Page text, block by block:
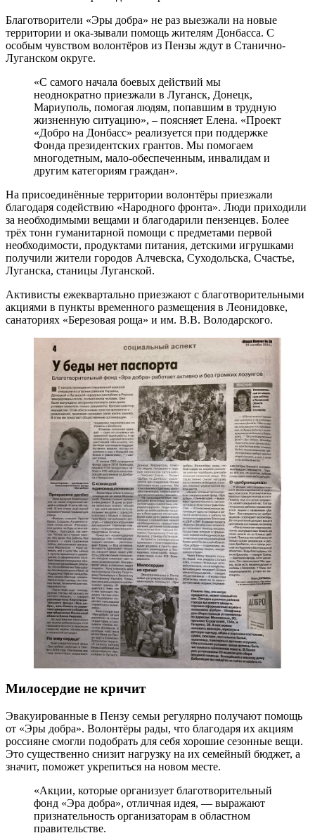
Благотворители «Эры добра» не раз выезжали на новые
территории и ока-зывали помощь жителям Донбасса. С
особым чувством волонтёров из Пензы ждут в Станично-
Луганском округе.
«С самого начала боевых действий мы
неоднократно приезжали в Луганск, Донецк,
Мариуполь, помогая людям, попавшим в трудную
жизненную ситуацию», – поясняет Елена. «Проект
«Добро на Донбасс» реализуется при поддержке
Фонда президентских грантов. Мы помогаем
многодетным, мало-обеспеченным, инвалидам и
другим категориям граждан».
На присоединённые территории волонтёры приезжали
благодаря содействию «Народного фронта». Люди приходили
за необходимыми вещами и благодарили пензенцев. Более
трёх тонн гуманитарной помощи с предметами первой
необходимости, продуктами питания, детскими игрушками
получили жители городов Алчевска, Суходольска, Счастье,
Луганска, станицы Луганской.
Активисты ежеквартально приезжают с благотворительными
акциями в пункты временного размещения в Леонидовке,
санаториях «Березовая роща» и им. В.В. Володарского.
Милосердие не кричит
Эвакуированные в Пензу семьи регулярно получают помощь
от «Эры добра». Волонтёры рады, что благодаря их акциям
россияне смогли подобрать для себя хорошие сезонные вещи.
Это существенно снизит нагрузку на их семейный бюджет, а
значит, поможет укрепиться на новом месте.
«Акции, которые организует благотворительный
фонд «Эра добра», отличная идея, — выражают
признательность организаторам в областном
правительстве.